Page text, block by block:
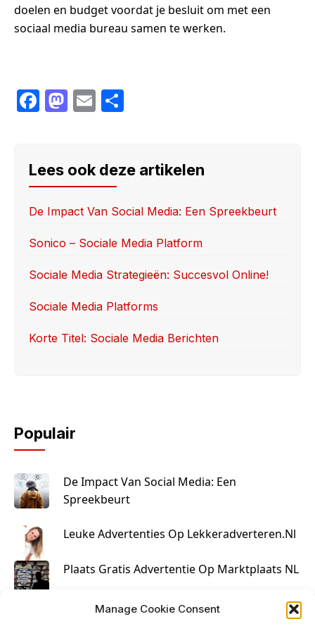
Manage Cookie Consent
doelen en budget voordat je besluit om met een
sociaal media bureau samen te werken.
F
e
b
o
o
M
o
d
o
n
E
e
Lees ook deze artikelen
De Impact Van Social Media: Een Spreekbeurt
Sonico – Sociale Media Platform
Sociale Media Strategieën: Succesvol Online!
Sociale Media Platforms
Korte Titel: Sociale Media Berichten
Populair
De Impact Van Social Media: Een
Spreekbeurt
Leuke Advertenties Op Lekkeradverteren.nl
Plaats Gratis Advertentie Op Marktplaats NL
Kruisbestuiving Voor Succesvolle Marketing